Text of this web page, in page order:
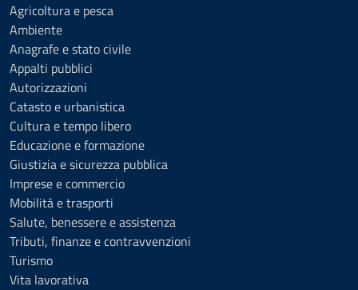
Agricoltura e pesca
Ambiente
Anagrafe e stato civile
Appalti pubblici
Autorizzazioni
Catasto e urbanistica
Cultura e tempo libero
Educazione e formazione
Giustizia e sicurezza pubblica
Imprese e commercio
Mobilità e trasporti
Salute, benessere e assistenza
Tributi, finanze e contravvenzioni
Turismo
Vita lavorativa